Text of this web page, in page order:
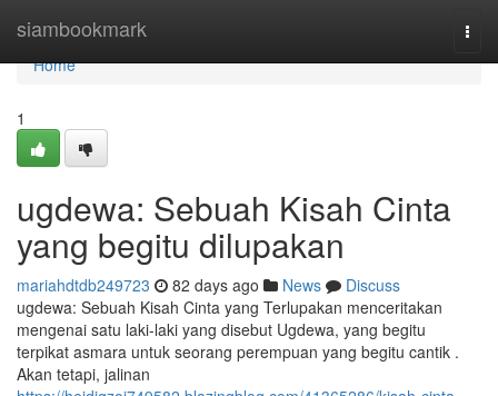
siambookmark
Home
Home
1
ugdewa: Sebuah Kisah Cinta
yang begitu dilupakan
mariahdtdb249723 82 days ago News
Discuss
ugdewa: Sebuah Kisah Cinta yang Terlupakan menceritakan
mengenai satu laki-laki yang disebut Ugdewa, yang begitu
terpikat asmara untuk seorang perempuan yang begitu cantik .
Akan tetapi, jalinan